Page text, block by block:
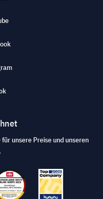
unsere Preise und unseren